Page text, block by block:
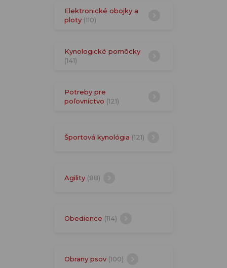
Elektronické obojky a
ploty (110)
Kynologické pomôcky
(141)
Potreby pre
poľovníctvo (121)
Športová kynológia (121)
Agility (88)
Obedience (114)
Obrany psov (100)